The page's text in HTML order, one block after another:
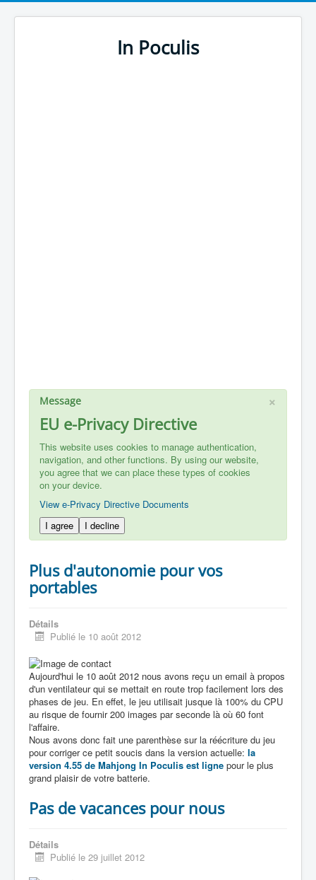
In Poculis
×
Message
EU e-Privacy Directive
This website uses cookies to manage authentication,
navigation, and other functions. By using our website,
you agree that we can place these types of cookies
on your device.
View e-Privacy Directive Documents
I agree
I decline
Plus d'autonomie pour vos
portables
Détails
Publié le 10 août 2012
Aujourd'hui le 10 août 2012 nous avons reçu un email à propos
d'un ventilateur qui se mettait en route trop facilement lors des
phases de jeu. En effet, le jeu utilisait jusque là 100% du CPU
au risque de fournir 200 images par seconde là où 60 font
l'affaire.
Nous avons donc fait une parenthèse sur la réécriture du jeu
pour corriger ce petit soucis dans la version actuelle: la
version 4.55 de Mahjong In Poculis est ligne pour le plus
grand plaisir de votre batterie.
Pas de vacances pour nous
Détails
Publié le 29 juillet 2012